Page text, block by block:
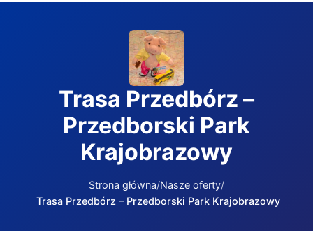
Trasa Przedbórz –
Przedborski Park
Krajobrazowy
Strona główna Nasze oferty
Trasa Przedbórz – Przedborski Park Krajobrazowy